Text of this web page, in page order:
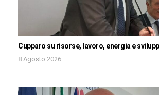
Cupparo su risorse, lavoro, energia e
8 Agosto 2026